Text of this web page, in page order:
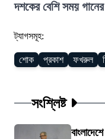
দশকের বেশি সময়
ট্যাগসমূহ:
শোক প্রকাশ ফখরুল
সংশ্লিষ্ট